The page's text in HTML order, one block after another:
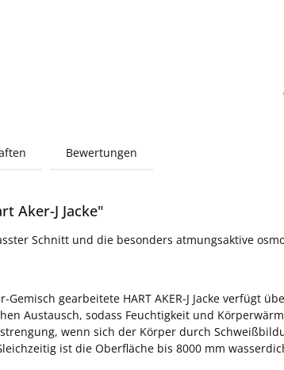
Bewertungen
Aker-J Jacke"
Schnitt und die besonders atmungsaktive
Gemisch gearbeitete HART AKER-J Jacke verfügt
Austausch, sodass Feuchtigkeit und
wenn sich der Körper durch
ist die Oberfläche bis 8000 mm